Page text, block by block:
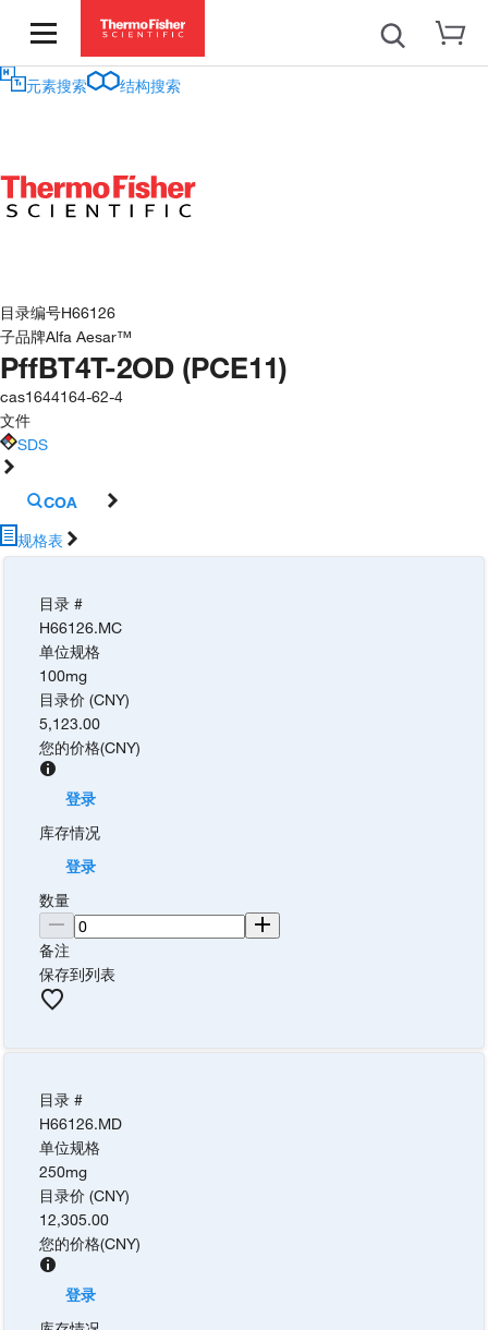
元素搜索 结构搜索
目录编号H66126
子品牌Alfa Aesar™
PffBT4T-2OD (PCE11)
cas1644164-62-4
文件
SDS
COA
规格表
目录 #
H66126.MC
单位规格
100mg
目录价 (CNY)
5,123.00
您的价格(CNY)
登录
库存情况
登录
数量
备注
保存到列表
目录 #
H66126.MD
单位规格
250mg
目录价 (CNY)
12,305.00
您的价格(CNY)
登录